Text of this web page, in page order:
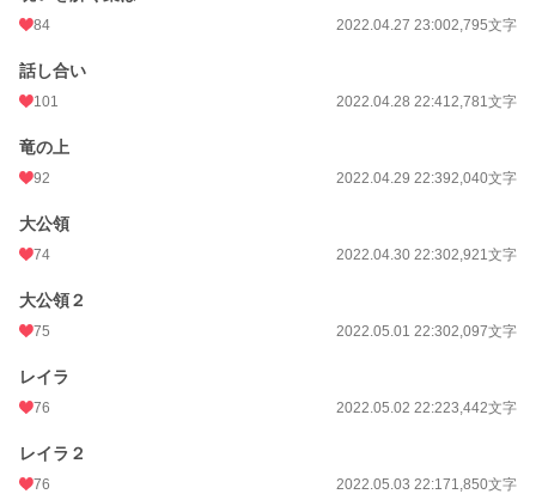
84 2022.04.27 23:002,795文字
話し合い
101 2022.04.28 22:412,781文字
竜の上
92 2022.04.29 22:392,040文字
大公領
74 2022.04.30 22:302,921文字
大公領２
75 2022.05.01 22:302,097文字
レイラ
76 2022.05.02 22:223,442文字
レイラ２
76 2022.05.03 22:171,850文字